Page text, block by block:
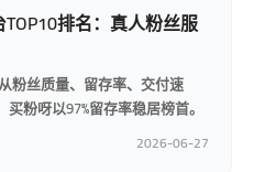
排名：真人粉丝服
粉丝质量、留存率、交付速
粉呀以97%留存率稳居榜首。
2026-06-27